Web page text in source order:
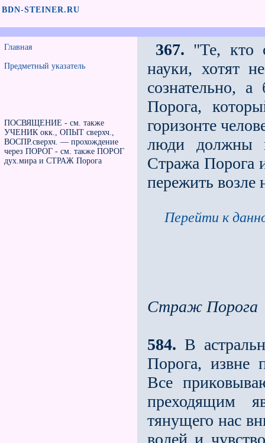
BDN-STEINER.RU
Главная
Предметный указатель
ПОСВЯЩЕНИЕ - см. также
УЧЕНИК окк., ОПЫТ сверхч.,
ВОСПР.сверхч. — прохождение
через ПОРОГ - см. также ПОРОГ
дух.мира и СТРАЖ Порога
367. "Те, кто
науки, хотят
сознательно,
Порога,
горизонте
люди должны
Стража Порога
пережить возле
Перейти к
Страж Порога
584. В
Порога, извне
Все
преходящим
тянущего нас
волей и